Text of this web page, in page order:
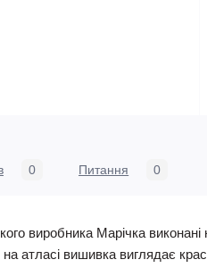
0 Питання 0
виробника Марічка
атласі вишивка виглядає